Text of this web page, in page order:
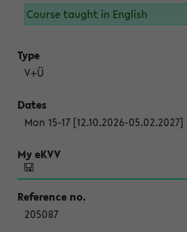
Course taught in English
V+Ü
Mon 15-17 [12.10.2026-05.02.2027]
205087